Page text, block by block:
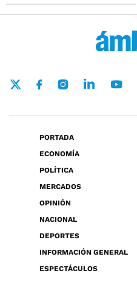
PORTADA
ECONOMÍA
POLÍTICA
MERCADOS
OPINIÓN
NACIONAL
DEPORTES
INFORMACIÓN GENERAL
ESPECTÁCULOS